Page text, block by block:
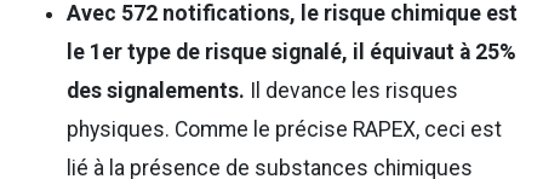
Avec 572 notifications, le risque chimique est
le 1er type de risque signalé, il équivaut à 25%
des signalements. Il devance les risques
physiques. Comme le précise RAPEX, ceci est
lié à la présence de substances chimiques